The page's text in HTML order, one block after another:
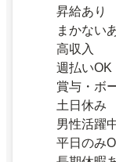
昇給あり
まかない
高収入
週払いOK
賞与・ボ
土日休み
男性活躍
平日のみ